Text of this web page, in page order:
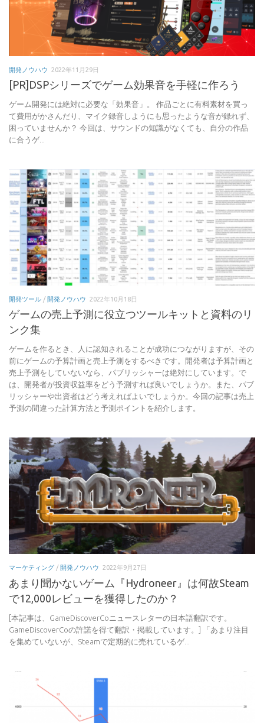
開発ノウハウ 2022年11月29日
[PR]DSPシリーズでゲーム効果音を手軽に作ろう
ゲーム開発には絶対に必要な「効果音」。 作品ごとに有料素材を買っ
て費用がかさんだり、マイク録音しようにも思ったような音が録れず、
困っていませんか？ 今回は、サウンドの知識がなくても、自分の作品
に合うゲ...
開発ツール /開発ノウハウ 2022年10月18日
ゲームの売上予測に役立つツールキットと資料のリ
ンク集
ゲームを作るとき、人に認知されることが成功につながりますが、その
前にゲームの予算計画と売上予測をするべきです。開発者は予算計画と
売上予測をしていないなら、パブリッシャーは絶対にしています。で
は、開発者が投資収益率をどう予測すれば良いでしょうか。また、パブ
リッシャーや出資者はどう考えればよいでしょうか。今回の記事は売上
予測の間違った計算方法と予測ポイントを紹介します。
マーケティング /開発ノウハウ 2022年9月27日
あまり聞かないゲーム『Hydroneer』は何故Steam
で12,000レビューを獲得したのか？
[本記事は、GameDiscoverCoニュースレターの日本語翻訳です。
GameDiscoverCoの許諾を得て翻訳・掲載しています。] 「あまり注目
を集めていないが、Steamで定期的に売れているゲ...